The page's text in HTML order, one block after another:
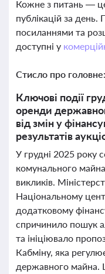
Кожне з питань —
публікацій за
посиланнями та
доступні у
Стисло про головне:
Ключові події
оренди
від змін у
результатів
У грудні 2025 року
комунального
викликів.
Національному
додатковому
спричинило пошук
та ініціювало
Кабміну, яка
державного майна.